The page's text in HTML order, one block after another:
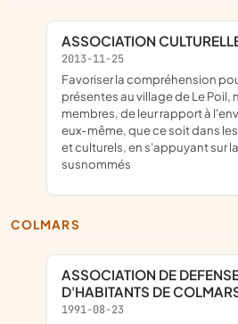
ASSOCIATION
2013-11-25
favoriser la compréhension pour toutes personnes
présentes au village de Le Poil,
membres, de leur rapport à
eux-même, que ce soit dans
et culturels, en s'appuyant sur
susnommés
COLMARS
ASSOCIATION DE DEFENSE DES INTERETS
D'HABITANTS DE
1991-08-23